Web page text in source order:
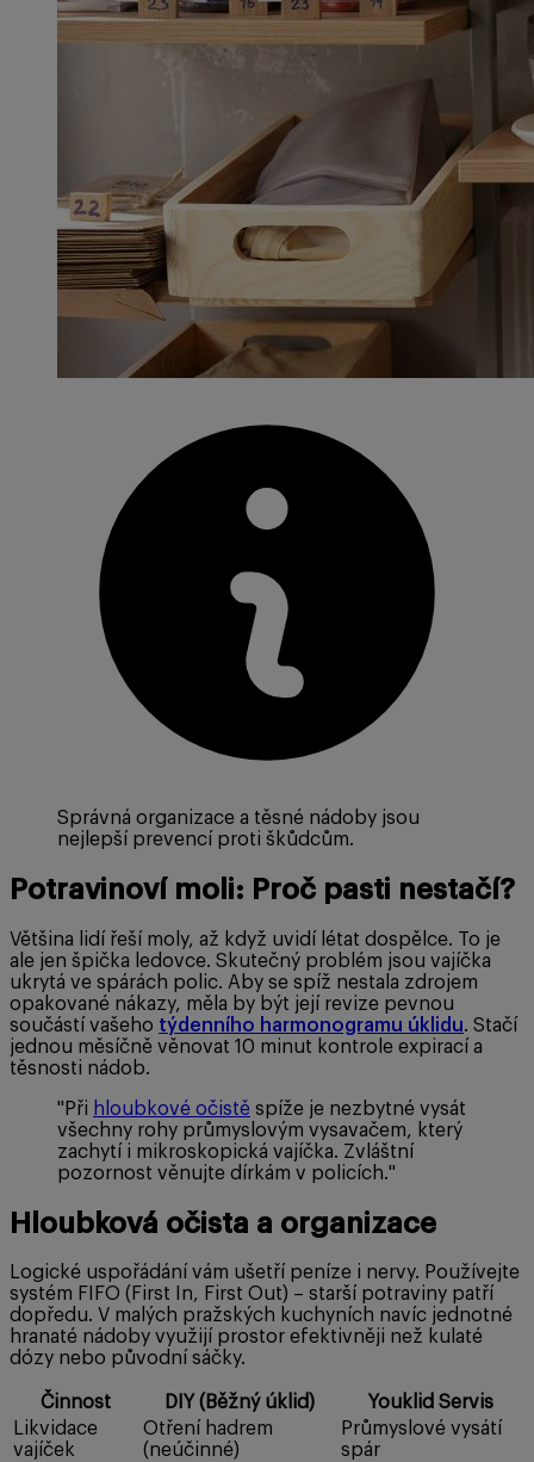
Správná organizace a těsné nádoby jsou
nejlepší prevencí proti škůdcům.
Potravinoví moli: Proč pasti nestačí?
Většina lidí řeší moly, až když uvidí létat dospělce. To je
ale jen špička ledovce. Skutečný problém jsou vajíčka
ukrytá ve spárách polic. Aby se spíž nestala zdrojem
opakované nákazy, měla by být její revize pevnou
součástí vašeho týdenního harmonogramu úklidu. Stačí
jednou měsíčně věnovat 10 minut kontrole expirací a
těsnosti nádob.
"Při hloubkové očistě spíže je nezbytné vysát
všechny rohy průmyslovým vysavačem, který
zachytí i mikroskopická vajíčka. Zvláštní
pozornost věnujte dírkám v policích."
Hloubková očista a organizace
Logické uspořádání vám ušetří peníze i nervy. Používejte
systém FIFO (First In, First Out) – starší potraviny patří
dopředu. V malých pražských kuchyních navíc jednotné
hranaté nádoby využijí prostor efektivněji než kulaté
dózy nebo původní sáčky.
Činnost DIY (Běžný úklid)
Youklid Servis
Likvidace
vajíček
Otření hadrem
(neúčinné)
Průmyslové vysátí
spár